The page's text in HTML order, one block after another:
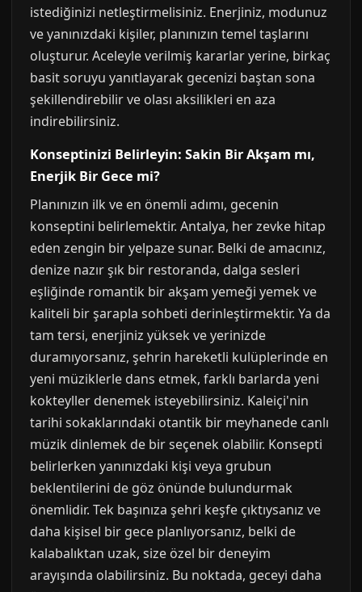
istediğinizi netleştirmelisiniz. Enerjiniz, modunuz
ve yanınızdaki kişiler, planınızın temel taşlarını
oluşturur. Aceleyle verilmiş kararlar yerine, birkaç
basit soruyu yanıtlayarak gecenizi baştan sona
şekillendirebilir ve olası aksilikleri en aza
indirebilirsiniz.
Konseptinizi Belirleyin: Sakin Bir Akşam mı,
Enerjik Bir Gece mi?
Planınızın ilk ve en önemli adımı, gecenin
konseptini belirlemektir. Antalya, her zevke hitap
eden zengin bir yelpaze sunar. Belki de amacınız,
denize nazır şık bir restoranda, dalga sesleri
eşliğinde romantik bir akşam yemeği yemek ve
kaliteli bir şarapla sohbeti derinleştirmektir. Ya da
tam tersi, enerjiniz yüksek ve yerinizde
duramıyorsanız, şehrin hareketli kulüplerinde en
yeni müziklerle dans etmek, farklı barlarda yeni
kokteyller denemek isteyebilirsiniz. Kaleiçi'nin
tarihi sokaklarındaki otantik bir meyhanede canlı
müzik dinlemek de bir seçenek olabilir. Konsepti
belirlerken yanınızdaki kişi veya grubun
beklentilerini de göz önünde bulundurmak
önemlidir. Tek başınıza şehri keşfe çıktıysanız ve
daha kişisel bir gece planlıyorsanız, belki de
kalabalıktan uzak, size özel bir deneyim
arayışında olabilirsiniz. Bu noktada, geceyi daha